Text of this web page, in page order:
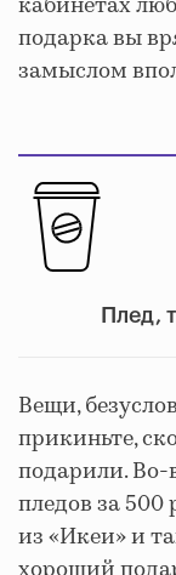
кабинетах
подарка вы
замыслом
Плед,
Вещи,
прикиньте,
подарили. Во-
пледов за 500
из «Икеи» и